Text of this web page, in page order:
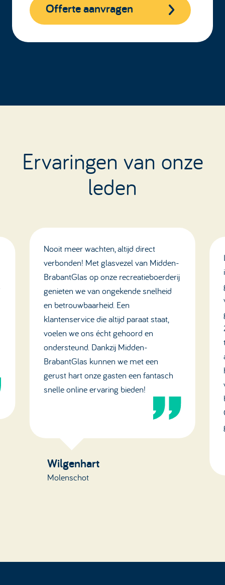
Offerte aanvragen
Ervaringen van onze
leden
Nooit meer wachten, altijd direct
verbonden! Met glasvezel van Midden-
BrabantGlas op onze recreatieboerderij
genieten we van ongekende snelheid
en betrouwbaarheid. Een
klantenservice die altijd paraat staat,
voelen we ons écht gehoord en
ondersteund. Dankzij Midden-
BrabantGlas kunnen we met een
gerust hart onze gasten een fantasch
snelle online ervaring bieden!
Wilgenhart
Molenschot